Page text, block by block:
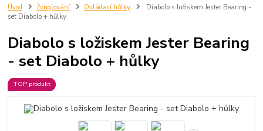
Úvod Žonglování Ovládací hůlky
Diabolo s ložiskem Jester Bearing -
set Diabolo + hůlky
Diabolo s ložiskem Jester Bearing
- set Diabolo + hůlky
TOP produkt